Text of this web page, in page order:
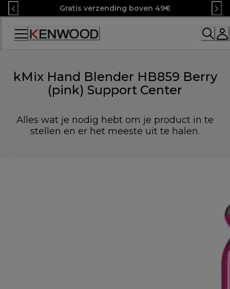
Skip
to
Content
Gratis verzending boven 49€
Accessibility
kMix Hand Blender HB859 Berry
(pink) Support Center
Alles wat je nodig hebt om je product in te
stellen en er het meeste uit te halen.